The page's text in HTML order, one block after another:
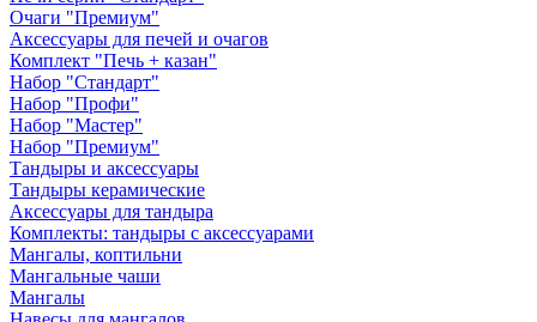
Очаги "Премиум"
Аксессуары для печей и очагов
Комплект "Печь + казан"
Набор "Стандарт"
Набор "Профи"
Набор "Мастер"
Набор "Премиум"
Тандыры и аксессуары
Тандыры керамические
Аксессуары для тандыра
Комплекты: тандыры с аксессуарами
Мангалы, коптильни
Мангальные чаши
Мангалы